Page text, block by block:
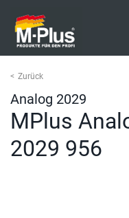
Inhalt
springen
Navigationsmenü
springen
Zurück
Analog 2029
MPlus
2029 956